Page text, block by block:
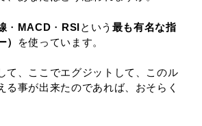
・ MACD ・ RSIという 最も有名な指
を使っています。
て、ここでエグジットして、このル
る事が出来たのであれば、おそらく